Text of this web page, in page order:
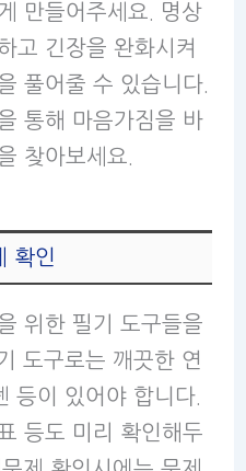
만들어주세요. 명상
고 긴장을 완화시켜
풀어줄 수 있습니다.
통해 마음가짐을 바
찾아보세요.
확인
위한 필기 도구들을
도구로는 깨끗한 연
등이 있어야 합니다.
등도 미리 확인해두